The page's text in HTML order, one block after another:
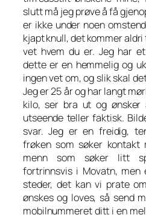
slutt må jeg prøve å få
er ikke under noen
kjapt knull, det kommer
vet hvem du er. Jeg har
dette er en hemmelig og
ingen vet om, og slik skal
Jeg er 25 år og har langt
kilo, ser bra ut og
utseende teller faktisk.
svar. Jeg er en freidig,
frøken som søker kontakt
menn som søker litt
fortrinnsvis i Movatn,
steder, det kan vi prate
ønskes og loves, så send
mobilnummeret ditt i en